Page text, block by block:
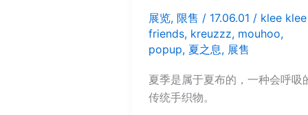
展览, 限售 / 17.06.01 / klee
friends, kreuzzz, mouhoo,
popup, 夏之息, 展售
夏季是属于夏布的，一种会呼吸
传统手织物。